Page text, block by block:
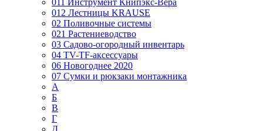
011 Инструмент Книпэкс-Вера
012 Лестницы KRAUSE
02 Поливочные системы
021 Растениеводство
03 Садово-огородный инвентарь
04 TV-TF-аксессуары
06 Новогоднее 2020
07 Сумки и рюкзаки монтажника
А
Б
В
Г
Д